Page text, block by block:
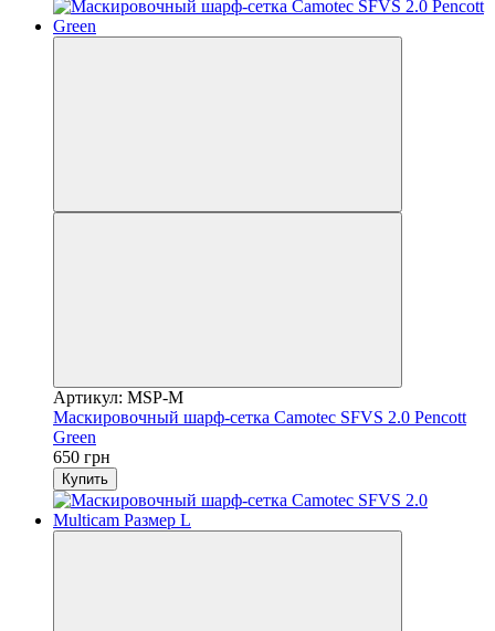
Артикул: MSP-M
Маскировочный шарф-сетка Camotec SFVS 2.0 Pencott
Green
650 грн
Купить